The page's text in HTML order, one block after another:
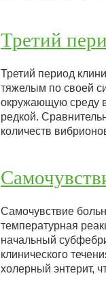
Третий
Третий период
тяжелым по своей
окружающую среду
редкой.
количеств
Самочувствие
температурная
начальный
клинического
холерный энтерит,